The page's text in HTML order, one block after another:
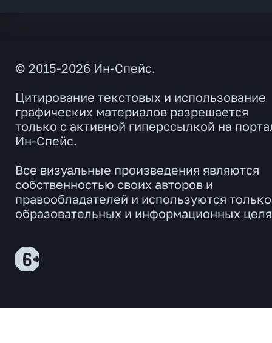
© 2015-2026 Ин-Спейс.
Цитирование текстовых и использование
графических материалов разрешается
только с активной гиперссылкой на
Ин-Спейс.
Все визуальные произведения являются
собственностью своих авторов и
правообладателей и используются
образовательных и информационных